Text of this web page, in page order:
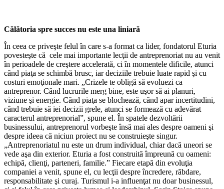
Călătoria spre succes nu este una liniară
În ceea ce priveşte felul în care s-a format ca lider, fondatorul Eturia
povesteşte că cele mai importante lecţii de antreprenoriat nu au venit
în perioadele de creştere accelerată, ci în momentele dificile, atunci
când piaţa se schimbă brusc, iar deciziile trebuie luate rapid şi cu
costuri emoţionale mari. „Crizele te obligă să evoluezi ca
antreprenor. Când lucrurile merg bine, este uşor să ai planuri,
viziune şi energie. Când piaţa se blochează, când apar incertitudini,
când trebuie să iei decizii grele, atunci se formează cu adevărat
caracterul antreprenorial”, spune el. În spatele dezvoltării
businessului, antreprenorul vorbeşte însă mai ales despre oameni şi
despre ideea că niciun proiect nu se construieşte singur.
„Antreprenoriatul nu este un drum individual, chiar dacă uneori se
vede aşa din exterior. Eturia a fost construită împreună cu oameni:
echipă, clienţi, parteneri, familie.” Fiecare etapă din evoluţia
companiei a venit, spune el, cu lecţii despre încredere, răbdare,
responsabilitate şi curaj. Turismul i-a influenţat nu doar businessul,